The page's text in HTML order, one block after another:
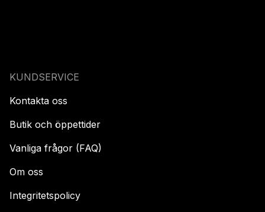
KUNDSERVICE
Kontakta oss
Butik och öppettider
Vanliga frågor (FAQ)
Om oss
Integritetspolicy